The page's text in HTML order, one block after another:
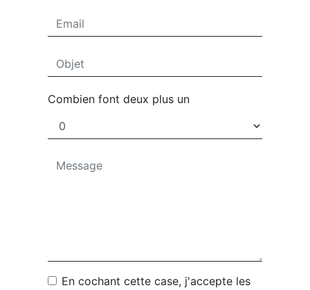
Combien font deux plus un
En cochant cette case, j'accepte les